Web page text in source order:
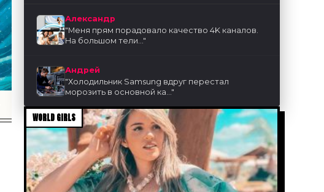
Александр
"Меня прям порадовало качество 4K каналов.
На большом тели..."
Андрей
"Холодильник Samsung вдруг перестал
морозить в основной ка..."
WORLD GIRLS